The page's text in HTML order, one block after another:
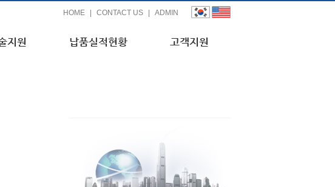
HOME CONTACT US ADMIN
지원 납품실적현황 고객지원